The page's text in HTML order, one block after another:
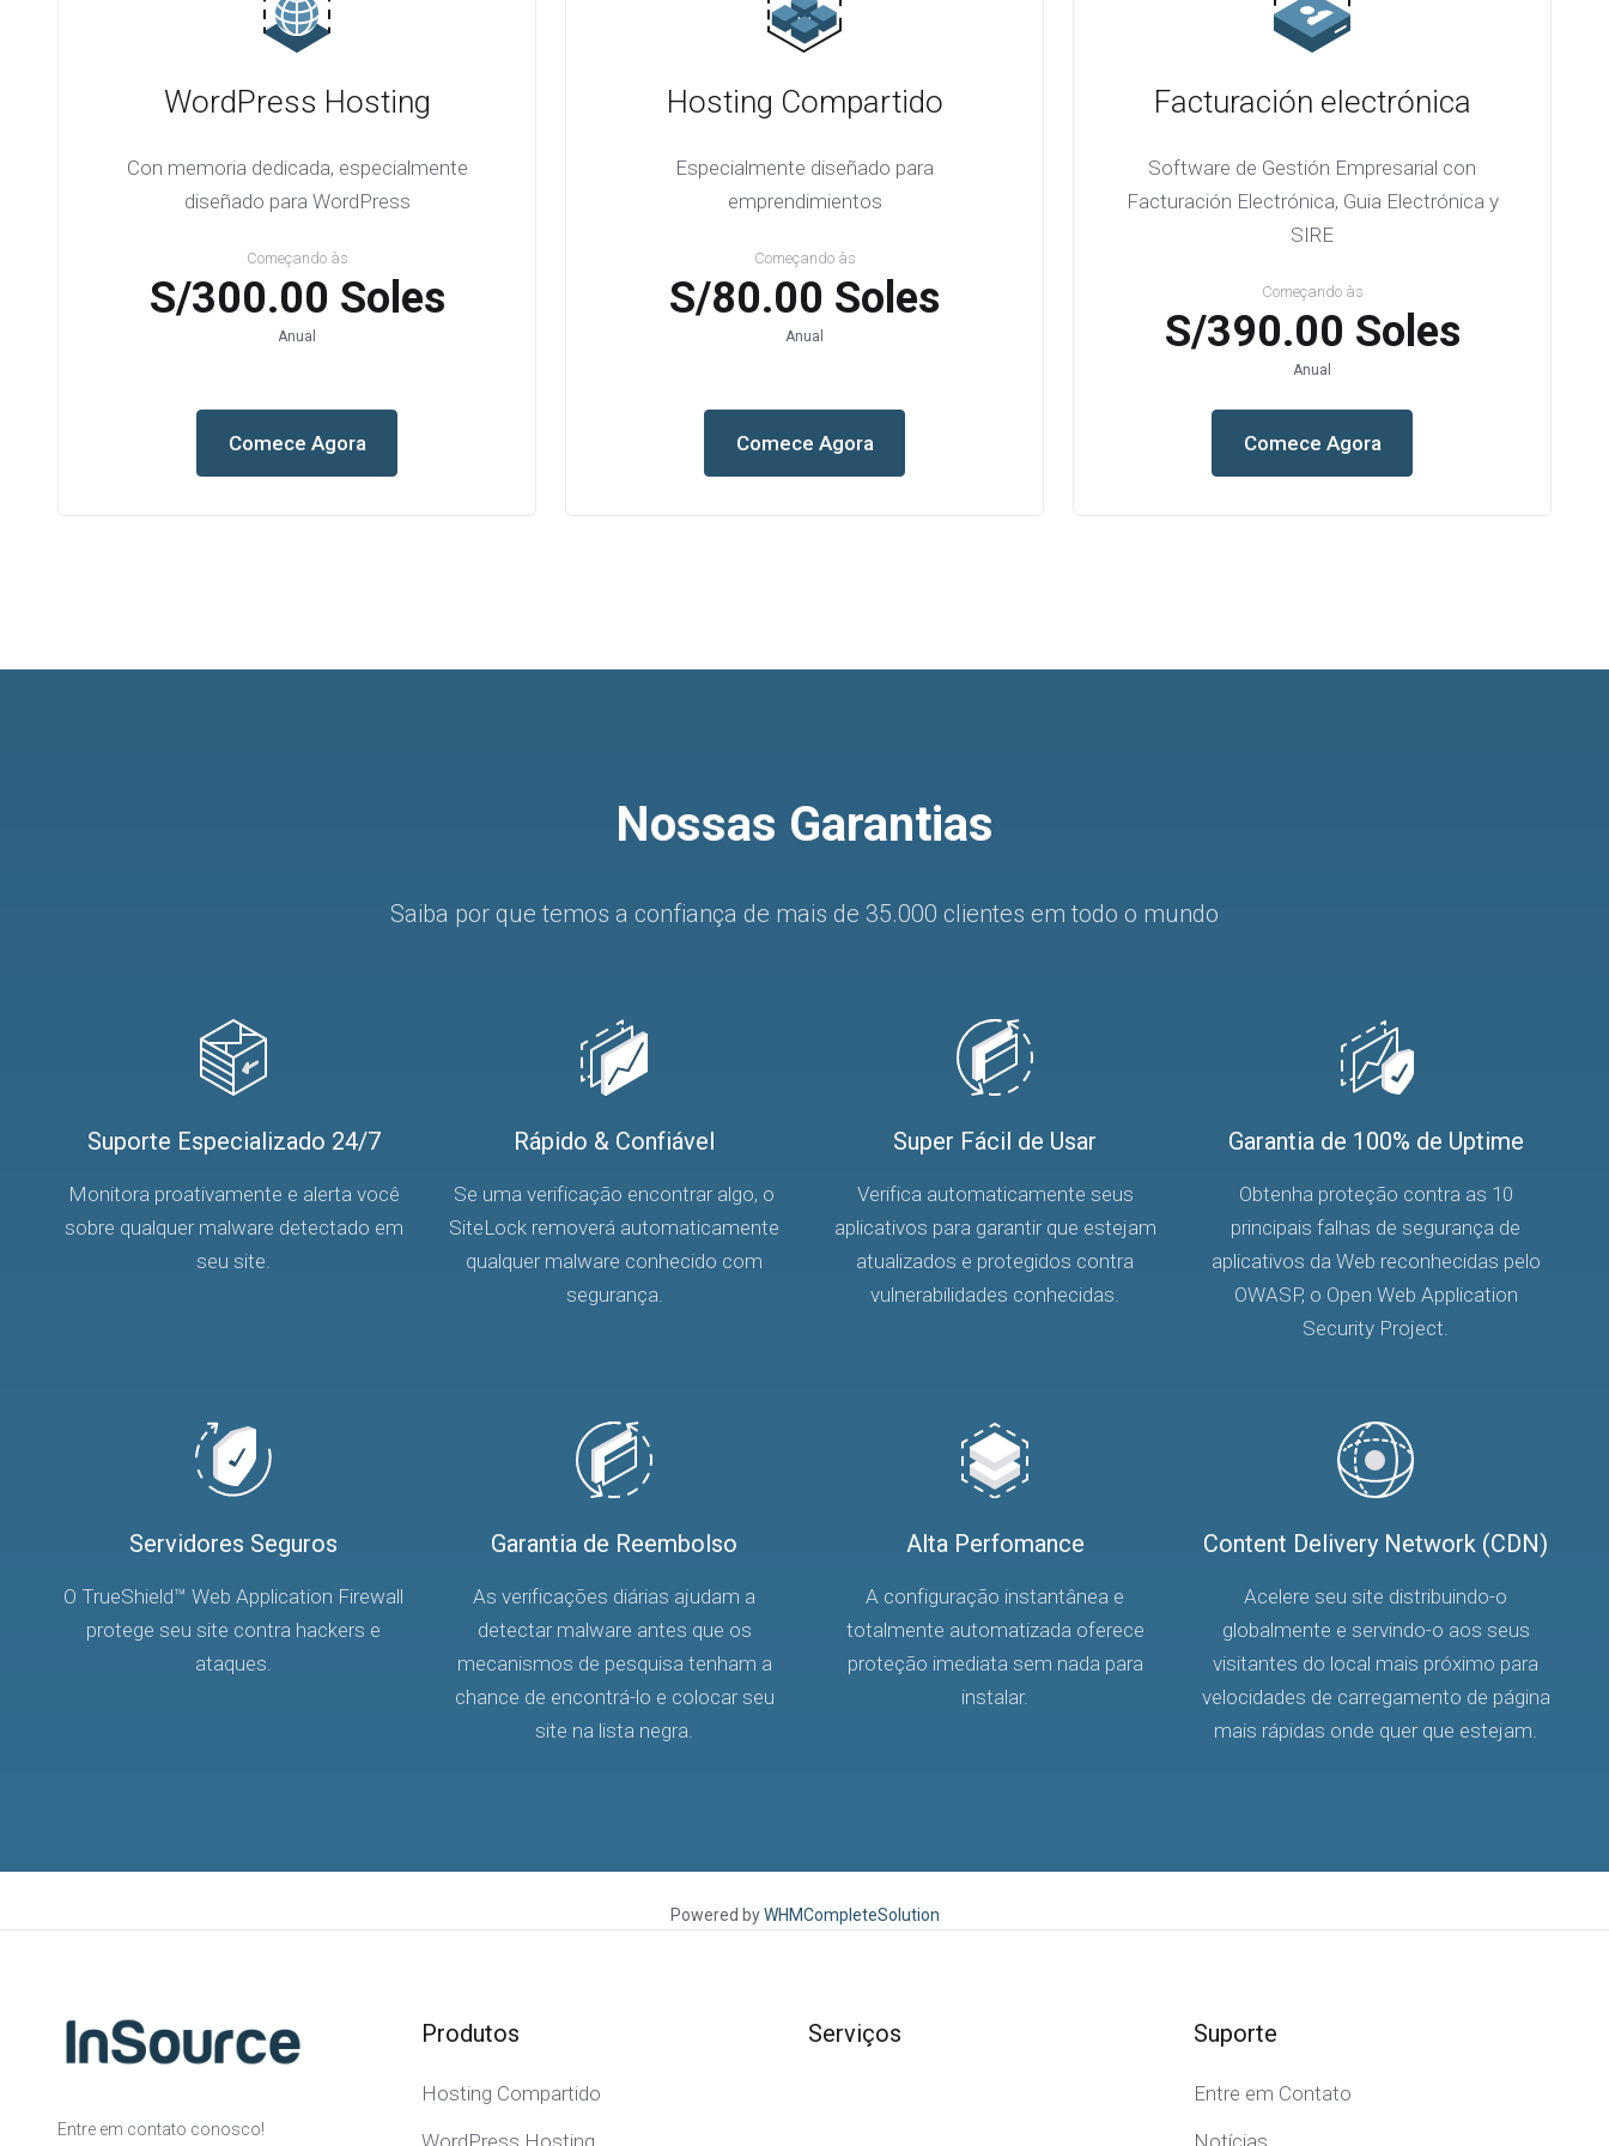
WordPress Hosting
Con memoria dedicada, especialmente
diseñado para WordPress
Começando às
S/300.00 Soles
Anual
Comece Agora
Hosting Compartido
Especialmente diseñado para
emprendimientos
Começando às
S/80.00 Soles
Anual
Comece Agora
Facturación electrónica
Software de Gestión Empresarial con
Facturación Electrónica, Guia Electrónica y
SIRE
Começando às
S/390.00 Soles
Anual
Comece Agora
Nossas Garantias
Saiba por que temos a confiança de mais de 35.000 clientes em todo o mundo
Suporte Especializado 24/7
Monitora proativamente e alerta você
sobre qualquer malware detectado em
seu site.
Rápido & Confiável
Se uma verificação encontrar algo, o
SiteLock removerá automaticamente
qualquer malware conhecido com
segurança.
Super Fácil de Usar
Verifica automaticamente seus
aplicativos para garantir que estejam
atualizados e protegidos contra
vulnerabilidades conhecidas.
Garantia de 100% de Uptime
Obtenha proteção contra as 10
principais falhas de segurança de
aplicativos da Web reconhecidas pelo
OWASP, o Open Web Application
Security Project.
Servidores Seguros
O TrueShield™ Web Application Firewall
protege seu site contra hackers e
ataques.
Garantia de Reembolso
As verificações diárias ajudam a
detectar malware antes que os
mecanismos de pesquisa tenham a
chance de encontrá-lo e colocar seu
site na lista negra.
Alta Perfomance
A configuração instantânea e
totalmente automatizada oferece
proteção imediata sem nada para
instalar.
Content Delivery Network (CDN)
Acelere seu site distribuindo-o
globalmente e servindo-o aos seus
visitantes do local mais próximo para
velocidades de carregamento de página
mais rápidas onde quer que estejam.
Powered byWHMCompleteSolution
Entre em contato conosco!
Produtos
Hosting Compartido
WordPress Hosting
Serviços Suporte
Entre em Contato
Notícias